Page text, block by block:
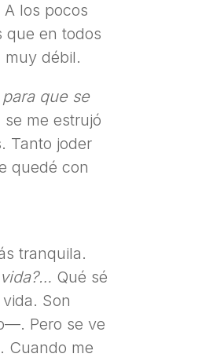
los pocos
que en todos
muy débil.
que se
me estrujó
Tanto joder
quedé con
tranquila.
Qué sé
Son
Pero se ve
Cuando me